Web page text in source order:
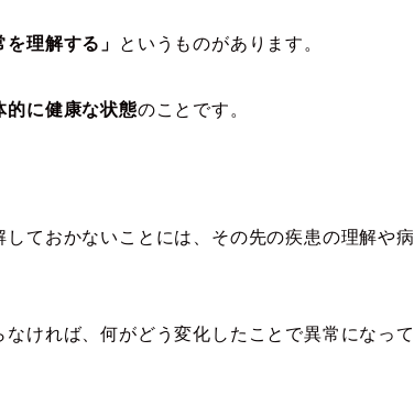
を理解する」 というものがあります。
的に健康な状態のことです。
ておかないことには、その先の疾患の理解や病
ければ、何がどう変化したことで異常になって